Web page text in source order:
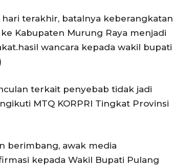
terakhir, batalnya keberangkatan
Kabupaten Murung Raya menjadi
wancara kepada wakil bupati
terkait penyebab tidak jadi
MTQ KORPRI Tingkat Provinsi
berimbang, awak media
kepada Wakil Bupati Pulang